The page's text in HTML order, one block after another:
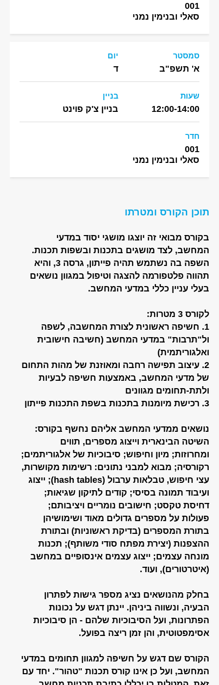
001
סאלי ובנימין נמני
סמסטר
א' תשפ"ב
יום
ד
שעות
12:00-14:00
בניין
בניין צ'ק פוינט
חדר
001
סאלי ובנימין נמני
תוכן הקורס ומטרתו
בקורס מבואי זה יוצגו מושגי יסוד במדעי
המחשב, לצד מושגים בתכנות ובשפות תכנות.
השפה בה נשתמש תהיה פייתון, גרסה 3, והיא
תהווה פלטפורמה להצגה וטיפול במגוון נושאים
בעלי עניין כללי במדעי המחשב.
לקורס 3 מטרות:
1. חשיפה ראשונית לצורת המחשבה, לשפה
ול"תרבות" במדעי המחשב (חשיבה חישובית
ואלגוריתמית)
2. עיצוב תפישה רחבה ומאוזנת של מהות התחום
של מדעי המחשב, באמצעות חשיפה לבעיות
ולתת-תחומים מגוונים
3. רכישת מיומנות בתכנות בשפת התכנות פייתון
נושאים ממדעי המחשב אליהם נחשף בקורס:
השיטה הבינארית וייצוג מספרים, תווים
ומחרוזות; מיון וחיפוש; סיבוכיות של אלגוריתמים;
רקורסיה; מבוא למבני נתונים: רשימות מקושרות,
עצי חיפוש, טבלאות ערבול (hash tables); ייצוג
ועיבוד תמונה בסיסי; קודים לתיקון שגיאות;
דחיסת טקסט; חישובים נומריים ויציבותם;
פעולות על מספרים גדולים מאוד ושימושיהן
בתורת המספרים (בדיקת ראשוניות) ובתורת
ההצפנות (יצירת מפתח סודי משותף); תכנות
מונחה עצמים; ייצוג עצמים אינסופיים במחשב
(איטרטורים), ועוד.
בחלק מהנושאים נציג מספר גישות לפתרון
הבעיה, ונשווה ביניהן. יינתן דגש על נכונות
הפתרונות, ועל הסיבוכיות שלהם - הן סיבוכיות
אסימפטוטית, והן זמן ריצה בפועל.
הקורס שם דגש על חשיפה למגוון תחומים במדעי
המחשב, ועל כן אינו קורס תכנות "טהור". יחד עם